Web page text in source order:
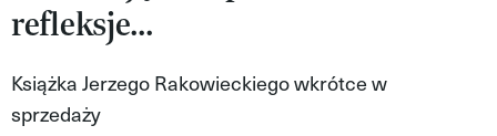
Styl życia
Kultura
Wideo
refleksje...
Książka Jerzego Rakowieckiego wkrótce w
sprzedaży